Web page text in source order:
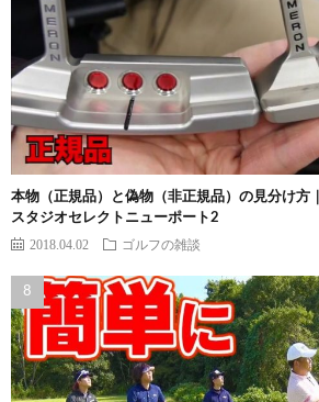
本物（正規品）と偽物（非正規品）の見分け方
スタジオセレクトニューポート2
2018.04.02 ゴルフの雑談